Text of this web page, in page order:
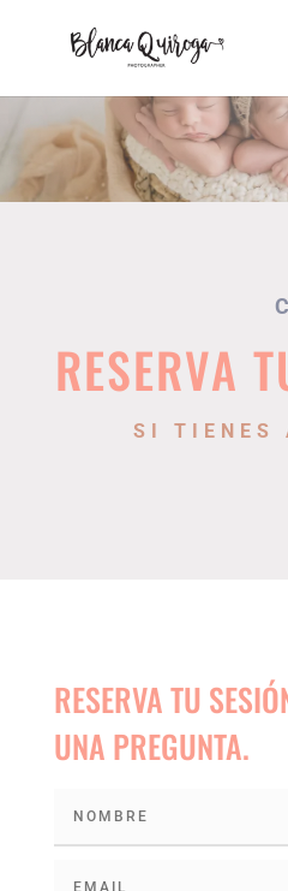
RESERVA
SI TIENES
RESERVA TU
UNA PREGUNTA.